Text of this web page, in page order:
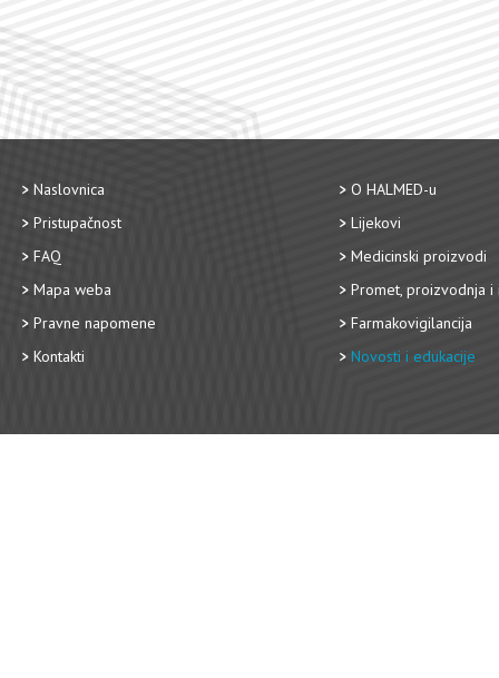
Naslovnica
Pristupačnost
FAQ
Mapa weba
Pravne napomene
Kontakti
O HALMED-u
Lijekovi
Medicinski proizvodi
Promet, proizvodnja i
Farmakovigilancija
Novosti i edukacije